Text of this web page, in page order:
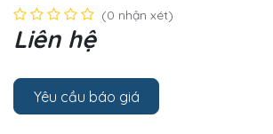
(0 nhận xét)
Liên hệ
Yêu cầu báo giá